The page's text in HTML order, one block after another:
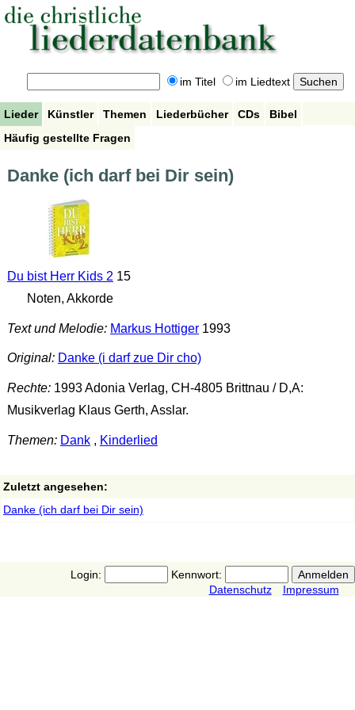
im Titel im Liedtext
Lieder Künstler Themen Liederbücher CDs
Bibel
Häufig gestellte Fragen
Danke (ich darf bei Dir sein)
Du bist Herr Kids 2 15
Noten, Akkorde
Text und Melodie: Markus Hottiger1993
Original: Danke (i darf zue Dir cho)
Rechte:1993 Adonia Verlag, CH-4805 Brittnau / D,A:
Musikverlag Klaus Gerth, Asslar.
Themen: Dank, Kinderlied
Zuletzt angesehen:
Danke (ich darf bei Dir sein)
Login:
Kennwort:
Datenschutz
Impressum